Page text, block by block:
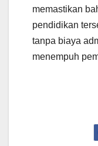
memastikan
pendidikan
tanpa biaya
menempuh